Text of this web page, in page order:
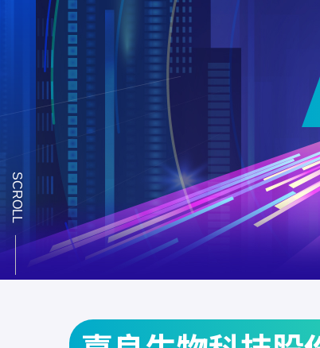
SCROLL